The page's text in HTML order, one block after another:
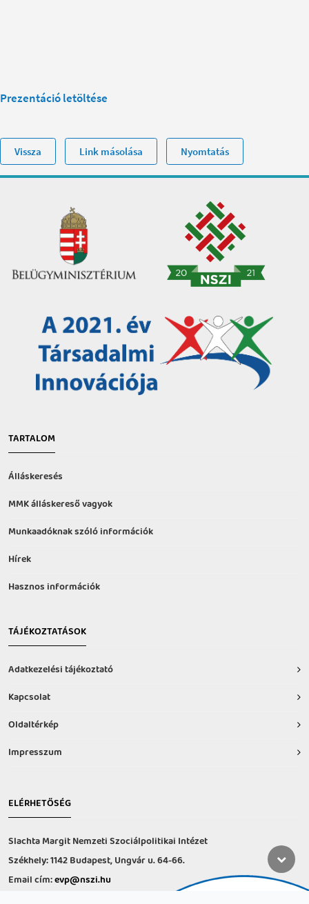
Prezentáció letöltése
Vissza Link másolása Nyomtatás
TARTALOM
Álláskeresés
MMK álláskereső vagyok
Munkaadóknak szóló információk
Hírek
Hasznos információk
TÁJÉKOZTATÁSOK
Adatkezelési tájékoztató
Kapcsolat
Oldaltérkép
Impresszum
ELÉRHETŐSÉG
Slachta Margit Nemzeti Szociálpolitikai Intézet
Székhely: 1142 Budapest, Ungvár u. 64-66.
Email cím:evp@nszi.hu